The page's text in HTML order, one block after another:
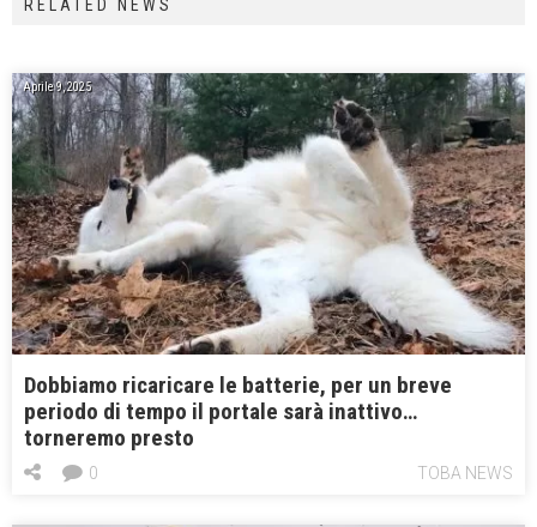
RELATED NEWS
Aprile 9, 2025
Dobbiamo ricaricare le batterie, per un breve
periodo di tempo il portale sarà inattivo…
torneremo presto
TOBA NEWS
0